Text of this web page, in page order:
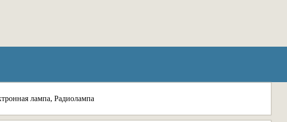
лампа, Радиолампа